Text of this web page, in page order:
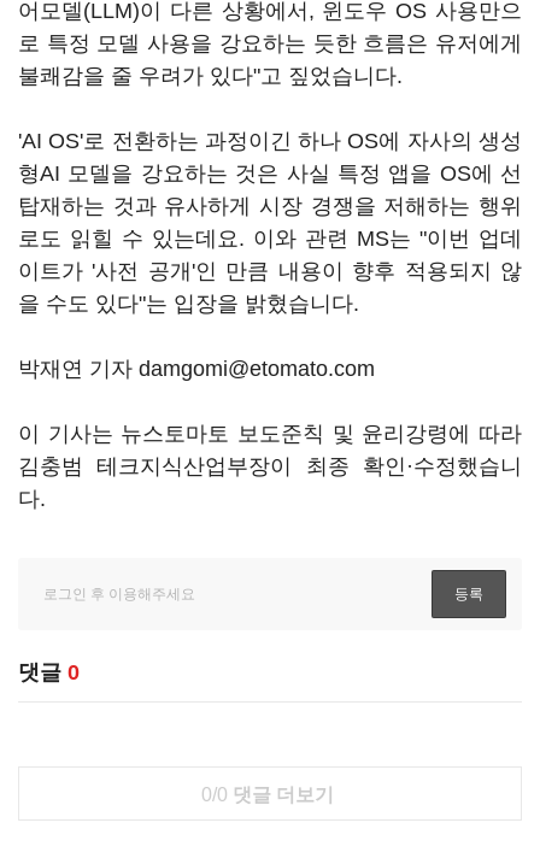
어모델(LLM)이 다른 상황에서, 윈도우 OS 사용만으
로 특정 모델 사용을 강요하는 듯한 흐름은 유저에게
불쾌감을 줄 우려가 있다"고 짚었습니다.
'AI OS'로 전환하는 과정이긴 하나 OS에 자사의 생성
형AI 모델을 강요하는 것은 사실 특정 앱을 OS에 선
탑재하는 것과 유사하게 시장 경쟁을 저해하는 행위
로도 읽힐 수 있는데요. 이와 관련 MS는 "이번 업데
이트가 '사전 공개'인 만큼 내용이 향후 적용되지 않
을 수도 있다"는 입장을 밝혔습니다.
박재연 기자 damgomi@etomato.com
이 기사는 뉴스토마토 보도준칙 및 윤리강령에 따라
김충범 테크지식산업부장이 최종 확인·수정했습니
다.
댓글 0
0/0 댓글 더보기